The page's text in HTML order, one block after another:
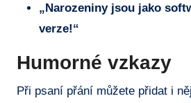
„Narozeniny ​jsou jako
verze!“
Humorné vzkazy
Při psaní přání‍ můžete‌ přidat i